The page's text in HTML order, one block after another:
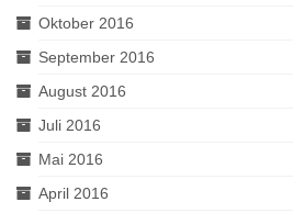
Oktober 2016
September 2016
August 2016
Juli 2016
Mai 2016
April 2016